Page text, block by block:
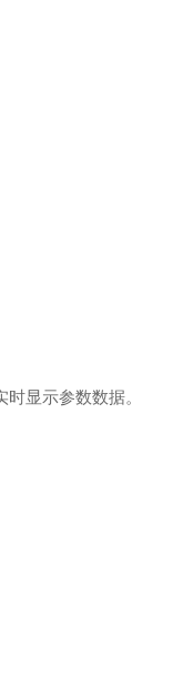
显示参数数据。